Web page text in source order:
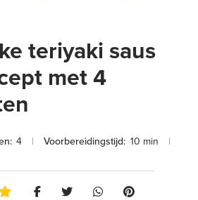
teriyaki saus
met 4
4 | Voorbereidingstijd: 10 min
|